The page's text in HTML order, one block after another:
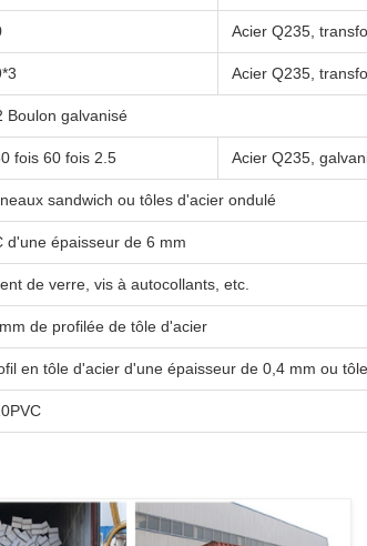
Acier Q235,
Acier Q235,
Boulon galvanisé
fois 60 fois 2.5 Acier Q235,
sandwich ou tôles d'acier ondulé
d'une épaisseur de 6 mm
de verre, vis à autocollants, etc.
de profilée de tôle d'acier
en tôle d'acier d'une épaisseur de 0,4 mm ou